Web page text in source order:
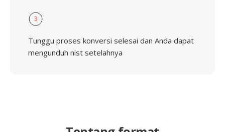
3
Tunggu proses konversi selesai dan Anda dapat
mengunduh nist setelahnya